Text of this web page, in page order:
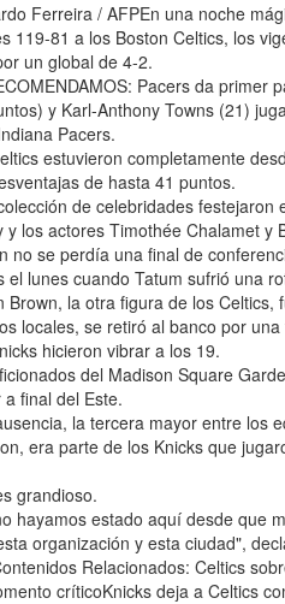
Ferreira / AFPEn una noche
119-81 a los Boston Celtics, los
un global de 4-2.
Pacers da primer
y Karl-Anthony Towns (21)
Pacers.
estuvieron completamente
de hasta 41 puntos.
de celebridades
y los actores Timothée Chalamet y
no se perdía una final de
el lunes cuando Tatum sufrió una
Brown, la otra figura de los
locales, se retiró al banco por
hicieron vibrar a los 19.
del Madison Square
a final del Este.
la tercera mayor entre los
era parte de los Knicks que
grandioso.
hayamos estado aquí desde que
organización y esta ciudad",
Relacionados: Celtics
críticoKnicks deja a Celtics